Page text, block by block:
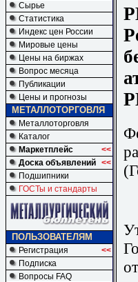
Сырье
Статистика
Индекс цен России
Мировые цены
Цены на биржах
Вопрос месяца
Публикации
Цены и прогнозы
МЕТАЛЛОТОРГОВЛЯ
Металлоторговля
Каталог
Маркетплейс
<<
Доска объявлений <<
Подшипники
ГОСТы и стандарты
ПОЛЬЗОВАТЕЛЯМ
Регистрация
<<
Подписка
Вопросы FAQ